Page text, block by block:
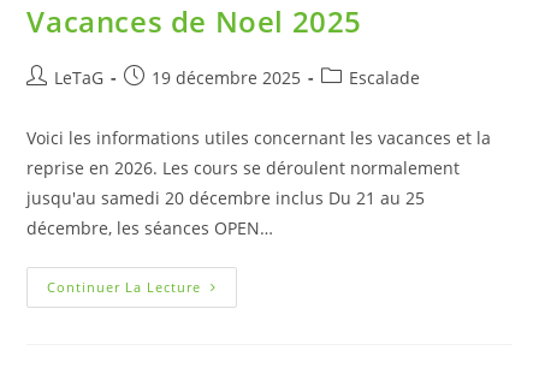
Vacances de Noel 2025
LeTaG 19 décembre 2025 Escalade
Voici les informations utiles concernant les vacances et la
reprise en 2026. Les cours se déroulent normalement
jusqu'au samedi 20 décembre inclus Du 21 au 25
décembre, les séances OPEN…
Continuer La Lecture